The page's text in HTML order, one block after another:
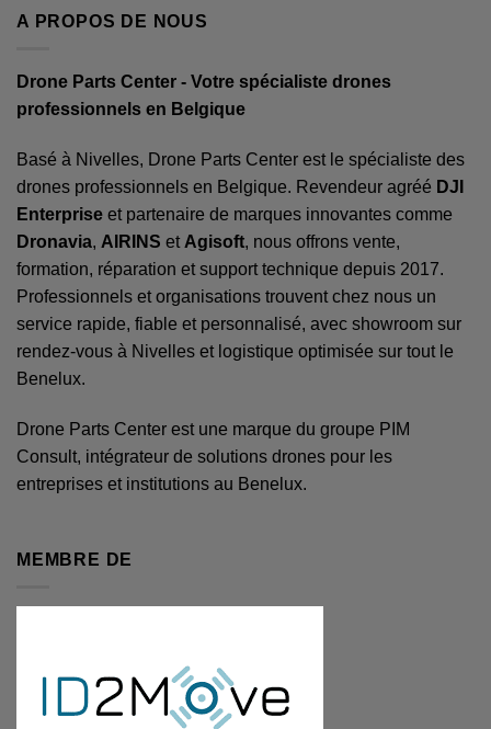
A PROPOS DE NOUS
Drone Parts Center - Votre spécialiste drones
professionnels en Belgique
Basé à Nivelles, Drone Parts Center est le spécialiste des
drones professionnels en Belgique. Revendeur agréé DJI
Enterprise et partenaire de marques innovantes comme
Dronavia, AIRINS et Agisoft, nous offrons vente,
formation, réparation et support technique depuis 2017.
Professionnels et organisations trouvent chez nous un
service rapide, fiable et personnalisé, avec showroom sur
rendez-vous à Nivelles et logistique optimisée sur tout le
Benelux.
Drone Parts Center est une marque du groupe PIM
Consult, intégrateur de solutions drones pour les
entreprises et institutions au Benelux.
MEMBRE DE